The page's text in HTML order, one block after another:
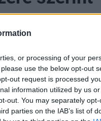
or processing of your
use the below opt-out
out request is processed
information utilized by us
out. You may separately
parties on the IAB’s list of
kibocsátási
a Budapesti
Zrt. elnök-
kiemelten
felvásárlásával és a